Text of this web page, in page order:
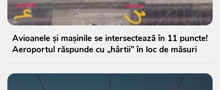
Avioanele și mașinile se intersectează în 11 puncte!
Aeroportul răspunde cu „hârtii” în loc de măsuri